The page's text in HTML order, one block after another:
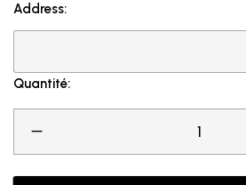
Address:
Quantité: